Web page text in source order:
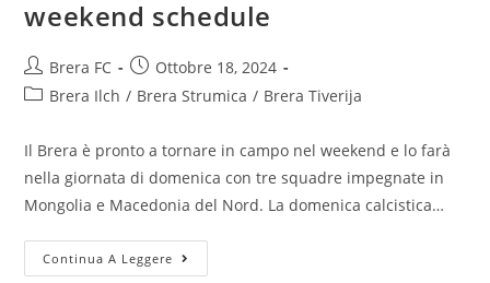
weekend schedule
Brera FC
Ottobre 18, 2024
Brera Ilch / Brera Strumica / Brera Tiverija
Il Brera è pronto a tornare in campo nel weekend e lo farà
nella giornata di domenica con tre squadre impegnate in
Mongolia e Macedonia del Nord. La domenica calcistica…
Continua A Leggere